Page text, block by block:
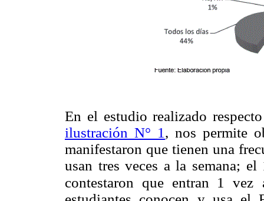
En el estudio realizado
ilustración N° 1 , nos permite
manifestaron que tienen una
usan tres veces a la semana;
contestaron que entran 1 vez